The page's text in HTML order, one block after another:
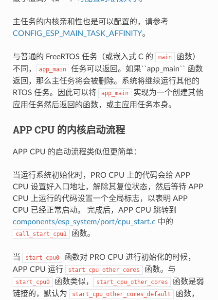
主任务的内核亲和性也是可以配置的，请参考
CONFIG_ESP_MAIN_TASK_AFFINITY。
与普通的 FreeRTOS 任务（或嵌入式 C 的 main
函数）
不同，
app_main
任务可以返回。如果``app_main`` 函数
返回，那么主任务将会被删除。系统将继续运行其他的
RTOS 任务。因此可以将
app_main
实现为一个创建其他
应用任务然后返回的函数，或主应用任务本身。
APP CPU 的内核启动流程
APP CPU 的启动流程类似但更简单：
当运行系统初始化时，PRO CPU 上的代码会给 APP
CPU 设置好入口地址，解除其复位状态，然后等待 APP
CPU 上运行的代码设置一个全局标志，以表明 APP
CPU 已经正常启动。 完成后，APP CPU 跳转到
components/esp_system/port/cpu_start.c 中的
call_start_cpu1 函数。
当 start_cpu0
函数对 PRO CPU 进行初始化的时候，
APP CPU 运行
start_cpu_other_cores 函数。与
start_cpu0 函数类似， start_cpu_other_cores
函数是弱
链接的，默认为
start_cpu_other_cores_default
函数，